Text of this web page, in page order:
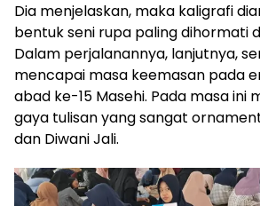
Dia menjelaskan, maka kaligrafi
bentuk seni rupa paling dihormati
Dalam perjalanannya, lanjutnya,
mencapai masa keemasan pada
abad ke-15 Masehi. Pada masa ini
gaya tulisan yang sangat
dan Diwani Jali.